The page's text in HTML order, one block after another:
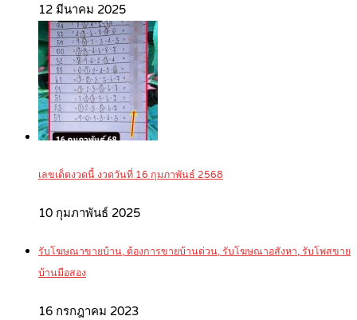
12 มีนาคม 2025
เลขเด็ดงวดนี้ งวดวันที่ 16 กุมภาพันธ์ 2568
10 กุมภาพันธ์ 2025
รับโฆษณาขายบ้าน, ต้องการขายบ้านด่วน, รับโฆษณาอสังหา, รับโพสขาย
บ้านมือสอง
16 กรกฎาคม 2023